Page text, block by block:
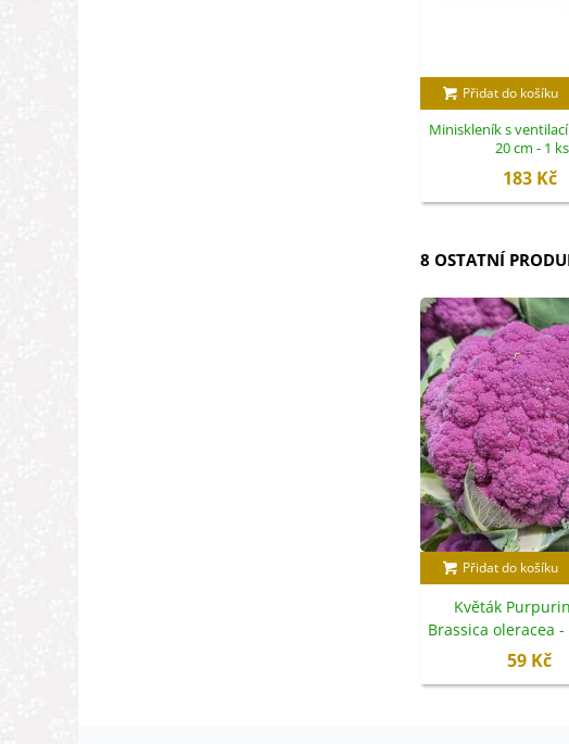
Přidat do košíku
Miniskleník s
20 cm - 1 ks
183 Kč
8 OSTATNÍ
Přidat do košíku
Květák
Brassica oleracea
10 ks
59 Kč